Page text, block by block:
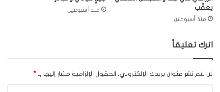
يعقّب
منذ أسبوعين
منذ أسبوعين
اترك تعليقاً
لن يتم نشر عنوان بريدك الإلكتروني. الحقول الإلزامية مشار إليها بـ *